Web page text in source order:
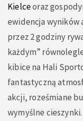
Kielceoraz
ewidencja wyników
przez 2 godziny
każdym”
kibice na Hali
fantastyczną
akcji, roześmiane
wymyślne